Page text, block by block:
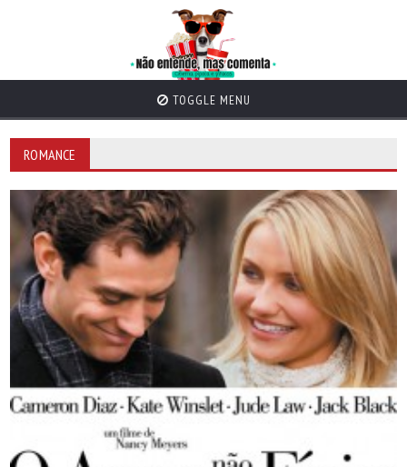
TOGGLE MENU
ROMANCE